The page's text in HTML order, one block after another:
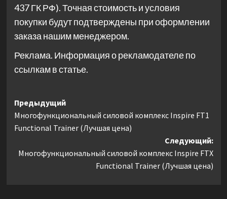
437 ГК РФ). Точная стоимость и условия
покупки будут подтверждены при оформлении
заказа нашим менеджером.
Реклама. Информация о рекламодателе по
ссылкам в статье.
Навигация
записи
Предыдущий
Многофункциональный силовой комплекс Inspire FT1
Functional Trainer (Лучшая цена)
Следующий:
Многофункциональный силовой комплекс Inspire FTX
Functional Trainer (Лучшая цена)